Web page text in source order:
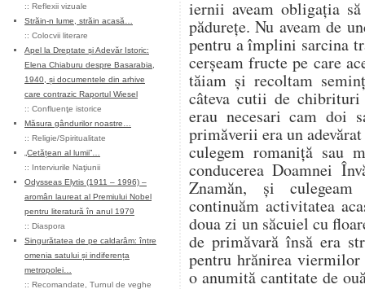
:: Reflexii vizuale
Străin-n lume, străin acasă…
:: Colocvii literare
Apel la Dreptate și Adevăr Istoric:
Elena Chiaburu despre Basarabia,
1940, și documentele din arhive
care contrazic Raportul Wiesel
:: Confluenţe istorice
Măsura gândurilor noastre…
:: Religie/Spiritualitate
„Cetățean al lumii”…
:: Interviurile Naţiunii
Odysseas Elytis (1911 – 1996) –
aromân laureat al Premiului Nobel
pentru literatură în anul 1979
:: Diaspora
Singurătatea de pe caldarâm: între
omenia satului și indiferența
metropolei…
:: Recomandate Turnul de veghe
iernii aveam obligația
pădurețe. Nu aveam de
pentru a împlini sarcina
cerșeam fructe pe care
tăiam și recoltam
câteva cutii de chibrituri
erau necesari cam doi
primăverii era un
culegem romaniță sau
conducerea Doamnei
Znamăn, și
continuăm activitatea
doua zi un săcuiel cu
de primăvară însă era
pentru hrănirea viermilor
o anumită cantitate de